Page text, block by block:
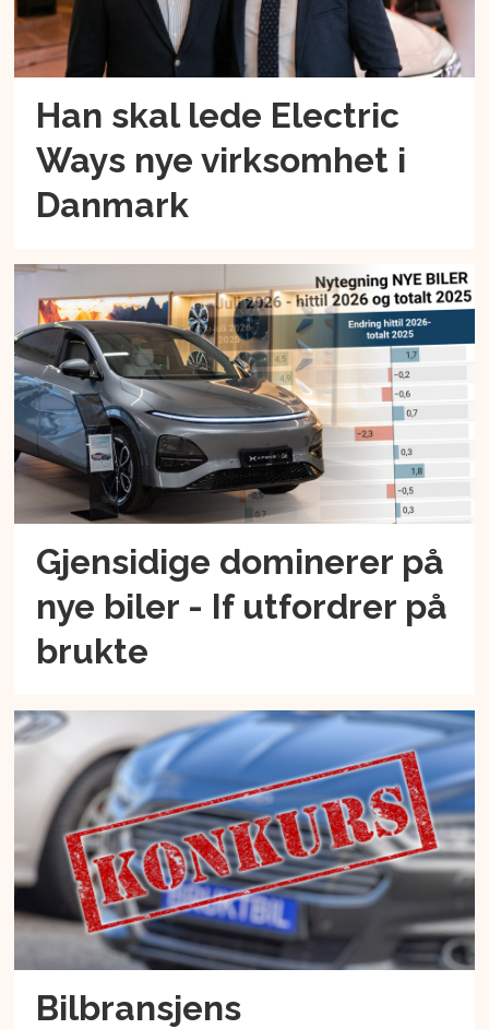
Han skal lede Electric
Ways nye virksomhet i
Danmark
Gjensidige dominerer på
nye biler - If utfordrer på
brukte
Bilbransjens